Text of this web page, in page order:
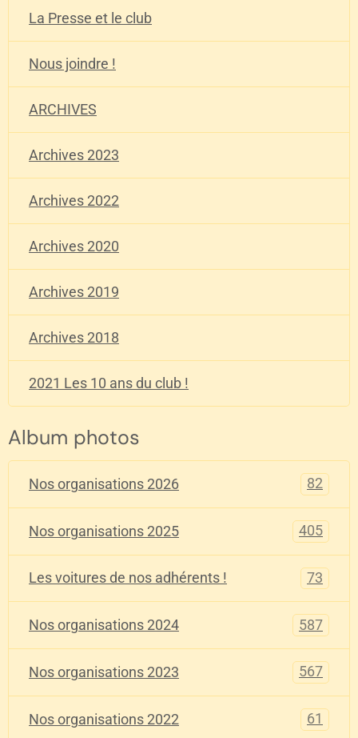
La Presse et le club
Nous joindre !
ARCHIVES
Archives 2023
Archives 2022
Archives 2020
Archives 2019
Archives 2018
2021 Les 10 ans du club !
Album photos
Nos organisations 2026 82
Nos organisations 2025 405
Les voitures de nos adhérents ! 73
Nos organisations 2024 587
Nos organisations 2023 567
Nos organisations 2022 61